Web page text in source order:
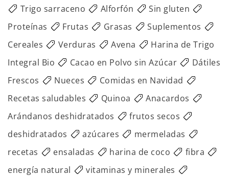
Trigo sarraceno Alforfón
Sin gluten
Proteínas
Frutas Grasas
Suplementos
Cereales
Verduras Avena
Harina de Trigo
Integral Bio
Cacao en Polvo sin Azúcar
Dátiles
Frescos
Nueces
Comidas en Navidad
Recetas saludables
Quinoa
Anacardos
Arándanos deshidratados
frutos secos
deshidratados
azúcares
mermeladas
recetas
ensaladas harina de coco
fibra
energía natural
vitaminas y minerales